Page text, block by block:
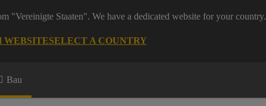
"Vereinigte Staaten". We have a dedicated website for your country.
WEBSITESELECT A COUNTRY
Bau